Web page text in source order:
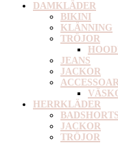
DAMKLÄDER
BIKINI
KLÄNNING
TRÖJOR
JEANS
JACKOR
HERRKLÄDER
BADSHORTS
JACKOR
TRÖJOR